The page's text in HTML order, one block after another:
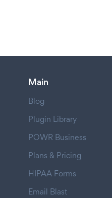
Main
Blog
Plugin Library
POWR Business
Plans & Pricing
HIPAA Forms
Email Blast